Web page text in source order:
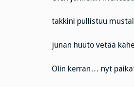
takkini pullistuu
junan huuto vetää
Olin kerran… nyt